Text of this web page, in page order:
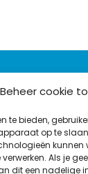
Beheer cookie
te bieden,
op te
verwerken. Als je
dit een nadelige
L
i
nT